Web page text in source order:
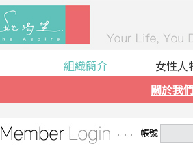
組織簡介
關於我
女性人
帳號